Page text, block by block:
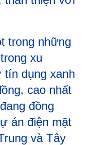
trong những
xu
dụng xanh
cao nhất
đồng
án điện mặt
và Tây